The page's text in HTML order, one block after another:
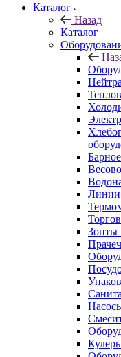
Каталог
Назад
Каталог
Линии
Зонты